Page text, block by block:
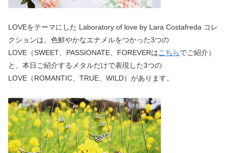
LOVEをテーマにした Laboratory of love by Lara Costafreda コレ
クションは、色鮮やかなエナメルをつかった3つの
LOVE（SWEET、PASSIONATE、FOREVERはこちらでご紹介）
と、本日ご紹介するメタルだけで表現した3つの
LOVE（ROMANTIC、TRUE、WILD）があります。